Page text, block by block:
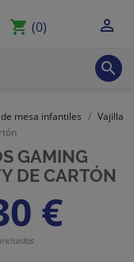
shopping_cart (0) 

mesa infantiles
Vajilla
GAMING
DE CARTÓN
€